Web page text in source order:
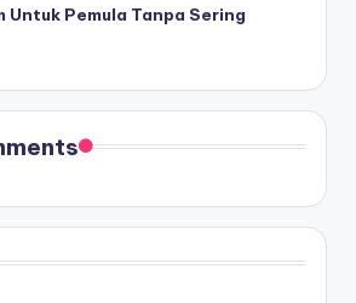
Untuk Pemula Tanpa Sering